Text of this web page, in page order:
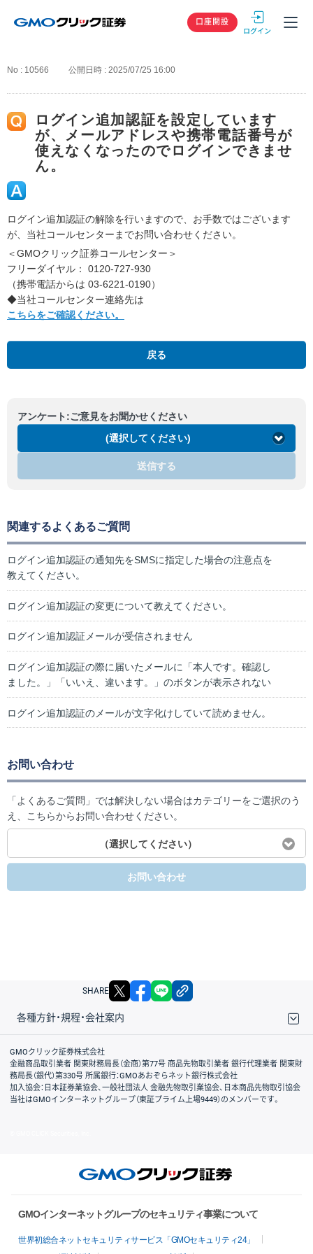
GMOクリック
口座開設
No : 10566 公開日時 : 2025/07/25 16:00
ログイン追加認証を設定しています
が、メールアドレスや携帯電話番号が
使えなくなったのでログインできませ
ん。
ログイン追加認証の解除を行いますので、お手数ではございます
が、当社コールセンターまでお問い合わせください。
＜GMOクリック証券コールセンター＞
フリーダイヤル： 0120-727-930
（携帯電話からは 03-6221-0190）
◆当社コールセンター連絡先は
こちらをご確認ください。
戻る
アンケート:ご意見をお聞かせください
(選択してください)
送信する
関連するよくあるご質問
ログイン追加認証の通知先をSMSに指定した場合の注意点を
教えてください。
ログイン追加認証の変更について教えてください。
ログイン追加認証メールが受信されません
ログイン追加認証の際に届いたメールに「本人です。確認し
ました。」「いいえ、違います。」のボタンが表示されない
ログイン追加認証のメールが文字化けしていて読めません。
お問い合わせ
「よくあるご質問」では解決しない場合はカテゴリーをご選択のう
え、こちらからお問い合わせください。
（選択してください）
お問い合わせ
SHARE X facebook
各種方針・規程・会社案内
取引規程・約款
サイトマップ
その他のご案内
個人情報保護方針
最良執行方針
サイトのご利用について
ディスクレイマー
信託保全
リスク説明
会社案内
GMOクリック証券株式会社
金融商品取引業者 関東財務局長（金商）第77号 商品先物取引業者 銀行代理業者 関東財
務局長（銀代）第330号 所属銀行：GMOあおぞらネット銀行株式会社
加入協会：日本証券業協会、一般社団法人 金融先物取引業協会、日本商品先物取引協会
当社はGMOインターネットグループ（東証プライム上場9449）のメンバーです。
GMOインターネットグループのセキュリティ事業について
世界初総合ネットセキュリティサービス「GMOセキュリティ24」